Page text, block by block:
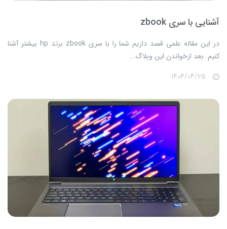
آشنایی با سری zbook
​​​​در این مقاله علمی قصد داریم شما را با سری zbook برتد hp بیشتر آشنا
کنیم. بعد ازخواندن این وبلاگ...